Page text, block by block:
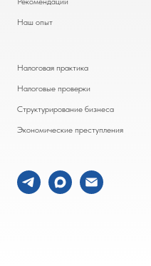
Наш опыт
Налоговая практика
Налоговые проверки
Структурирование бизнеса
Экономические преступления